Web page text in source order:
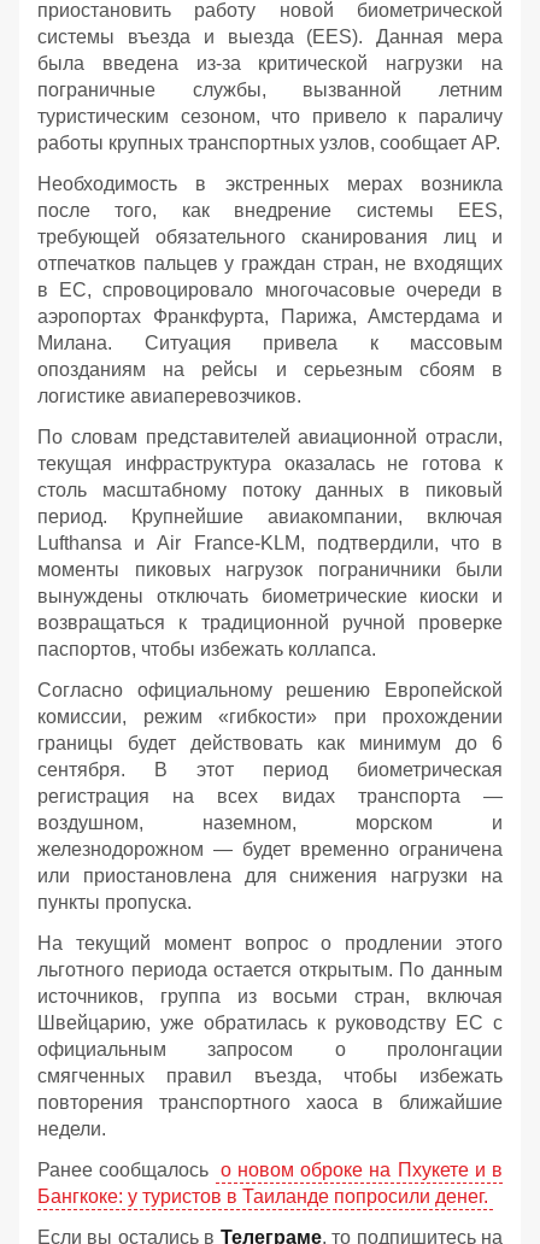
приостановить работу новой биометрической
системы въезда и выезда (EES). Данная мера
была введена из-за критической нагрузки на
пограничные службы, вызванной летним
туристическим сезоном, что привело к параличу
работы крупных транспортных узлов, сообщает AP.
Необходимость в экстренных мерах возникла
после того, как внедрение системы EES,
требующей обязательного сканирования лиц и
отпечатков пальцев у граждан стран, не входящих
в ЕС, спровоцировало многочасовые очереди в
аэропортах Франкфурта, Парижа, Амстердама и
Милана. Ситуация привела к массовым
опозданиям на рейсы и серьезным сбоям в
логистике авиаперевозчиков.
По словам представителей авиационной отрасли,
текущая инфраструктура оказалась не готова к
столь масштабному потоку данных в пиковый
период. Крупнейшие авиакомпании, включая
Lufthansa и Air France-KLM, подтвердили, что в
моменты пиковых нагрузок пограничники были
вынуждены отключать биометрические киоски и
возвращаться к традиционной ручной проверке
паспортов, чтобы избежать коллапса.
Согласно официальному решению Европейской
комиссии, режим «гибкости» при прохождении
границы будет действовать как минимум до 6
сентября. В этот период биометрическая
регистрация на всех видах транспорта —
воздушном, наземном, морском и
железнодорожном — будет временно ограничена
или приостановлена для снижения нагрузки на
пункты пропуска.
На текущий момент вопрос о продлении этого
льготного периода остается открытым. По данным
источников, группа из восьми стран, включая
Швейцарию, уже обратилась к руководству ЕС с
официальным запросом о пролонгации
смягченных правил въезда, чтобы избежать
повторения транспортного хаоса в ближайшие
недели.
Ранее сообщалось о новом оброке на Пхукете и в
Бангкоке: у туристов в Таиланде попросили денег.
Если вы остались в Телеграме, то подпишитесь на